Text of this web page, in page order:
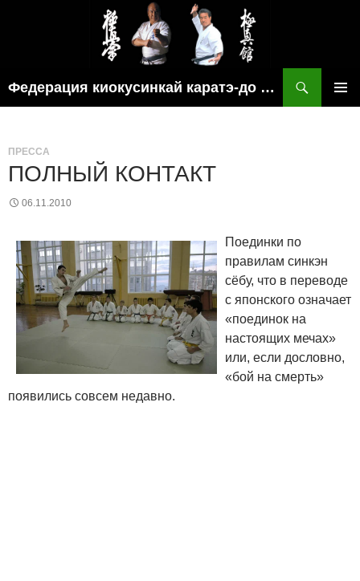
Федерация киокусинкай каратэ-до рязанской области
ПРЕССА
ПОЛНЫЙ КОНТАКТ
06.11.2010
Поединки по
правилам синкэн
сёбу, что в переводе
с японского означает
«поединок на
настоящих мечах»
или, если дословно,
«бой на смерть»
появились совсем недавно.